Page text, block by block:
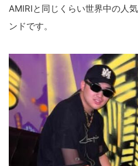
AMIRIと同じくらい世界中の人
ンドです。